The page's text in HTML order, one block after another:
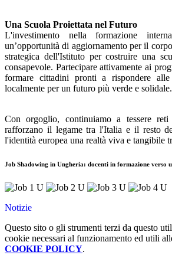
Una Scuola Proiettata nel Futuro
L'investimento nella formazione
un’opportunità di aggiornamento per il
strategica dell'Istituto per costruire una
consapevole. Partecipare attivamente ai
formare cittadini pronti a rispondere
localmente per un futuro più verde e solidale.
Con orgoglio, continuiamo a tessere
rafforzano il legame tra l'Italia e il resto
l'identità europea una realtà viva e tangibile
Job Shadowing in Ungheria: docenti in formazione verso
Notizie
Questo sito o gli strumenti terzi da questo
cookie necessari al funzionamento ed utili
COOKIE POLICY.